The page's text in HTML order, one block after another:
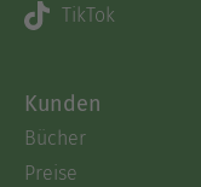
TikTok
Kunden
Bücher
Preise